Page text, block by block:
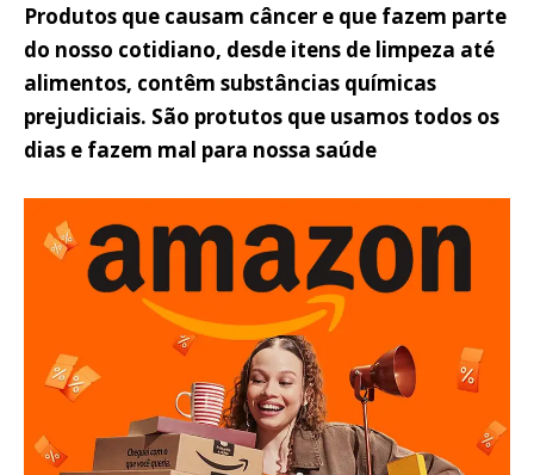
Produtos que causam câncer e que fazem parte
do nosso cotidiano, desde itens de limpeza até
alimentos, contêm substâncias químicas
prejudiciais. São protutos que usamos todos os
dias e fazem mal para nossa saúde